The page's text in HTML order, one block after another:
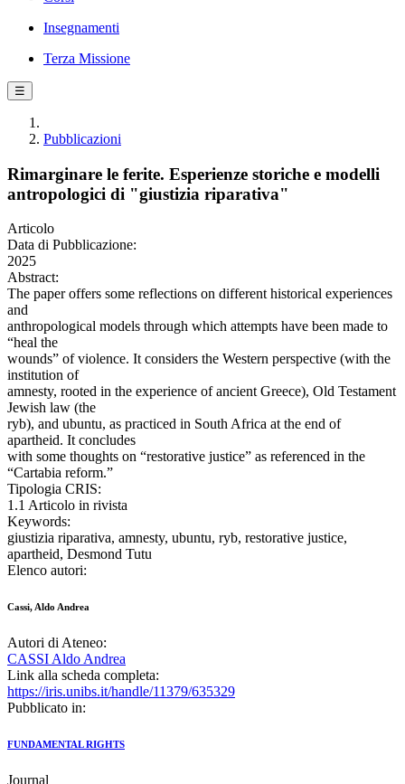
Insegnamenti
Terza Missione
☰
Pubblicazioni
Rimarginare le ferite. Esperienze storiche e modelli
antropologici di "giustizia riparativa"
Articolo
Data di Pubblicazione:
2025
Abstract:
The paper offers some reflections on different historical experiences
and
anthropological models through which attempts have been made to
“heal the
wounds” of violence. It considers the Western perspective (with the
institution of
amnesty, rooted in the experience of ancient Greece), Old Testament
Jewish law (the
ryb), and ubuntu, as practiced in South Africa at the end of
apartheid. It concludes
with some thoughts on “restorative justice” as referenced in the
“Cartabia reform.”
Tipologia CRIS:
1.1 Articolo in rivista
Keywords:
giustizia riparativa, amnesty, ubuntu, ryb, restorative justice,
apartheid, Desmond Tutu
Elenco autori:
Cassi, Aldo Andrea
Autori di Ateneo:
CASSI Aldo Andrea
Link alla scheda completa:
https://iris.unibs.it/handle/11379/635329
Pubblicato in:
FUNDAMENTAL RIGHTS
Journal